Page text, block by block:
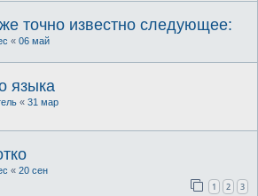
точно известно следующее:
« 06 май
языка
« 31 мар
« 20 сен
1 2 3